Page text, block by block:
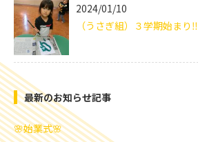
2024/01/10
（うさぎ組）３学期始まり‼
最新のお知らせ記事
🌸始業式🌸